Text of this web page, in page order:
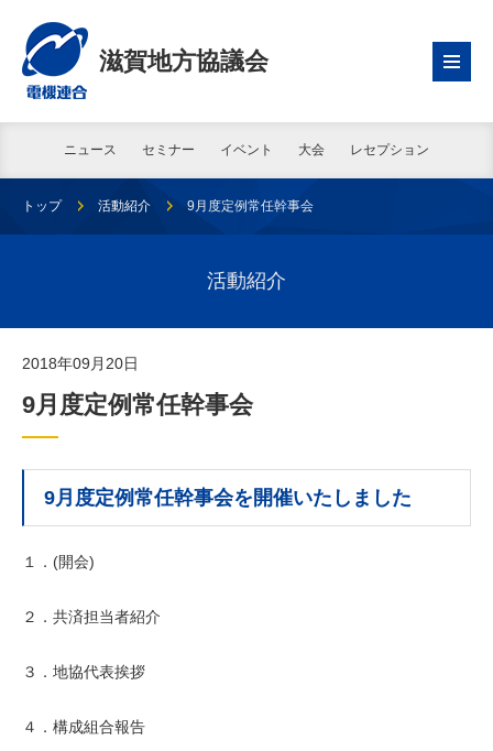
滋賀地方協議会
ニュース セミナー イベント 大会 レセプション
トップ 活動紹介 9月度定例常任幹事会
活動紹介
2018年09月20日
9月度定例常任幹事会
9月度定例常任幹事会を開催いたしました
１．(開会)
２．共済担当者紹介
３．地協代表挨拶
４．構成組合報告